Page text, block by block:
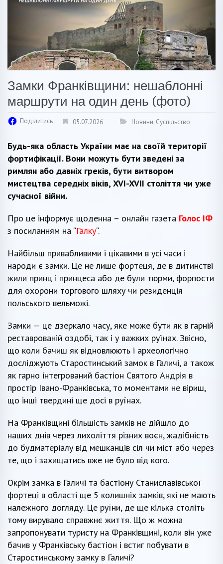
Замки Франківщини: нешаблонні
маршрути на один день (фото)
Поділитись 05.07.2026 Новини, Суспільство
Будь-яка область України має на своїй території
фортифікації. Вони можуть бути зведені за
римлян або давніх греків, бути витвором
мистецтва середніх віків, XVI-XVII століття чи уже
сучасної війни.
Про це інформує щоденна – онлайн газета Голос ІФ
з посиланням на “Галку“.
Найбільш привабливими і цікавими в усі часи і
народи є замки. Це не лише фортеця, де в дитинстві
жили принц і принцеса або де були тюрми, форпости
для охорони торгового шляху чи резиденція
польського вельможі.
Замки — це дзеркало часу, яке може бути як в гарній
реставрованій оздобі, так і у важких руїнах. Звісно,
що коли бачиш як відновлюють і археологічно
досліджують Старостинський замок в Галичі, а також
як гарно інтегрований бастіон Святого Андрія в
простір Івано-Франківська, то моментами не віриш,
що інші твердині ще досі в руїнах.
На Франківщині більшість замків не дійшло до
наших днів через лихоліття різних воєн, жадібність
до будматеріалу від мешканців сіл чи міст або через
те, що і захищатись вже не було від кого.
Окрім замка в Галичі та бастіону Станиславівської
фортеці в області ще 5 колишніх замків, які не мають
належного догляду. Це руїни, де ще кілька століть
тому вирувало справжнє життя. Що ж можна
запропонувати туристу на Франківщині, коли він уже
бачив у Франківську бастіон і встиг побувати в
Старостинському замку в Галичі?